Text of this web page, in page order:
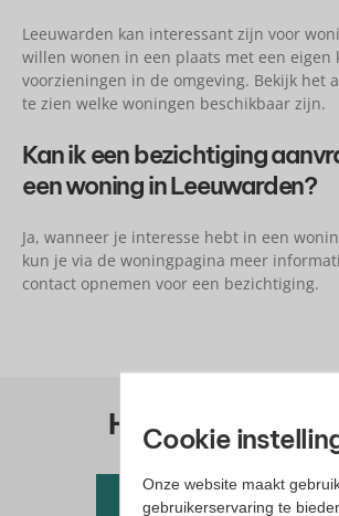
Leeuwarden kan interessant zijn voor
willen wonen in een plaats met een eigen
voorzieningen in de omgeving. Bekijk het
te zien welke woningen beschikbaar zijn.
Kan ik een bezichtiging
een woning in Leeuwarden?
Ja, wanneer je interesse hebt in een
kun je via de woningpagina meer
contact opnemen voor een bezichtiging.
Huis kopen? Bekijk
Alle beschikbare
Cookie
Onze website maakt
gebruikerservaring te